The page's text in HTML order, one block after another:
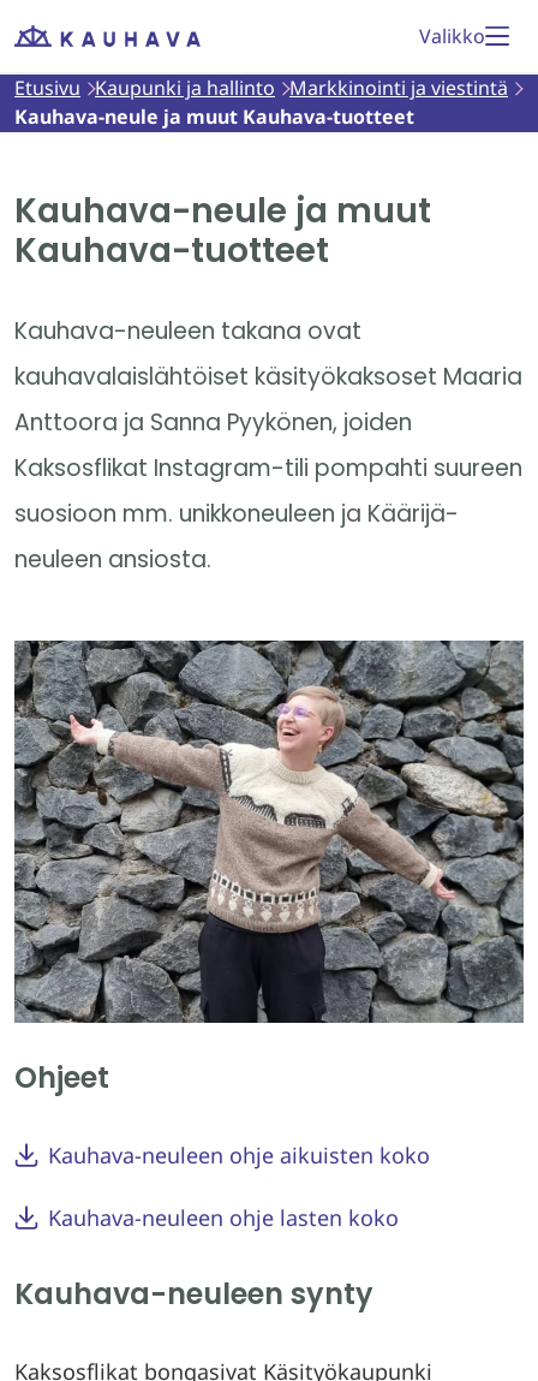
Siirry
Etusivu
Valikko
Etusivu Kaupunki ja hallinto Markkinointi ja viestintä
Kauhava-neule ja muut Kauhava-tuotteet
Kauhava-neule ja muut
Kauhava-tuotteet
Kauhava-neuleen takana ovat
kauhavalaislähtöiset käsityökaksoset Maaria
Anttoora ja Sanna Pyykönen, joiden
Kaksosflikat Instagram-tili pompahti suureen
suosioon mm. unikkoneuleen ja Käärijä-
neuleen ansiosta.
Ohjeet
Kauhava-neuleen ohje aikuisten koko
Kauhava-neuleen ohje lasten koko
Kauhava-neuleen synty
Kaksosflikat bongasivat Käsityökaupunki